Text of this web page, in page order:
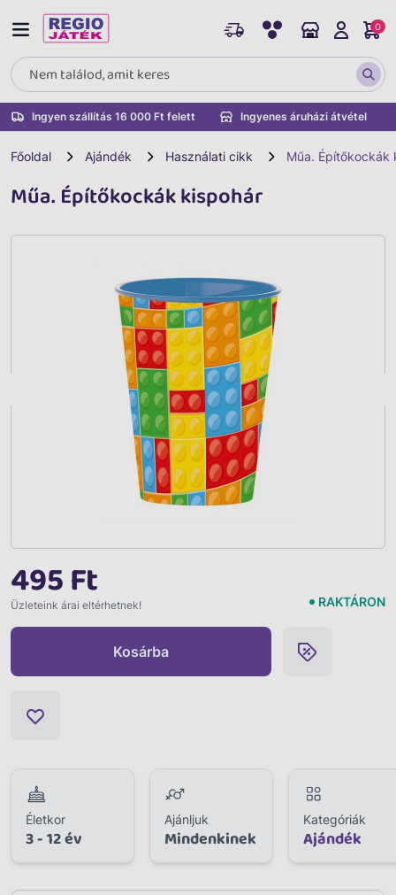
Ingyen szállítás 16 000 Ft felett Ingyenes áruházi átvétel
0
Főoldal Ajándék Használati cikk Műa. Építőkockák
Műa. Építőkockák kispohár
495 Ft
Üzleteink árai eltérhetnek! RAKTÁRON
Kosárba
Életkor
3 - 12 év
Ajánljuk
Mindenkinek
Kategóriák
Ajándék